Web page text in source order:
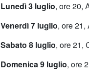
Lunedì 3 luglio, ore 20,
Venerdì 7 luglio, ore
Sabato 8 luglio, ore 21,
Domenica 9 luglio, ore